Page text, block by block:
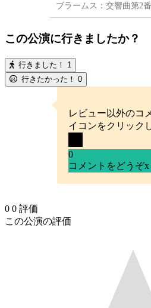
ブラームス：交響曲第2
この公演に行きましたか？
行きました！ 1
行きたかった！ 0
レビュー以外のコ
イコンをクリック
0
コメントをどうぞx
0 0 評価
この公演の評価